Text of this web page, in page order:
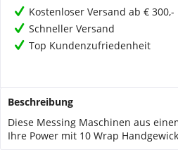
Kostenloser Versand ab € 300,-
Schneller Versand
Top Kundenzufriedenheit
Beschreibung
Diese Messing Maschinen aus
Ihre Power mit 10 Wrap